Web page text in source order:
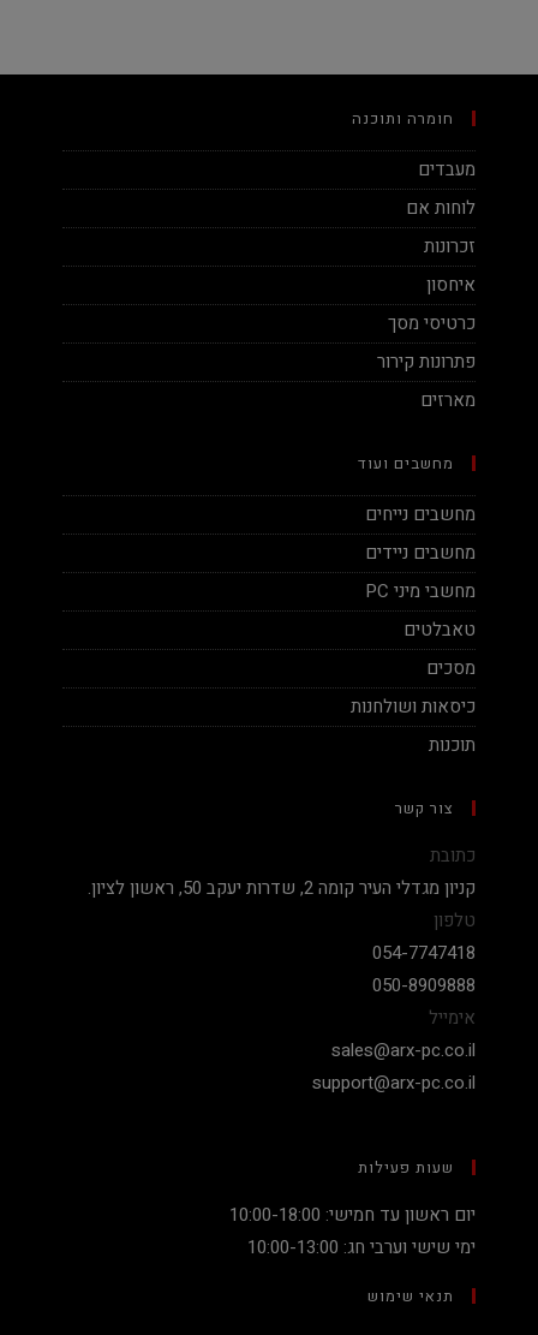
חומרה ותוכנה
מעבדים
לוחות אם
זכרונות
איחסון
כרטיסי מסך
פתרונות קירור
מארזים
מחשבים ועוד
מחשבים נייחים
מחשבים ניידים
מחשבי מיני PC
טאבלטים
מסכים
כיסאות ושולחנות
תוכנות
צור קשר
כתובת
קניון מגדלי העיר קומה 2, שדרות יעקב 50, ראשון לציון.
טלפון
054-7747418
050-8909888
אימייל
sales@arx-pc.co.il
support@arx-pc.co.il
שעות פעילות
יום ראשון עד חמישי: 10:00-18:00
ימי שישי וערבי חג: 10:00-13:00
תנאי שימוש